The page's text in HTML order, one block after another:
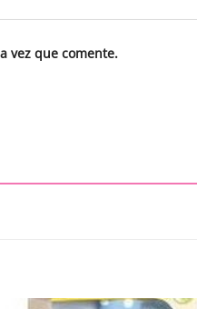
vez que comente.